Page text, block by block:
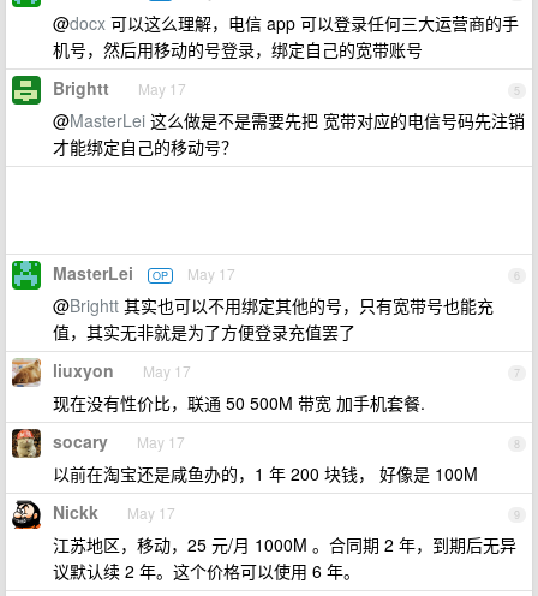
@docx 可以这么理解，电信 app 可以登录任何三大运营商的手
机号，然后用移动的号登录，绑定自己的宽带账号
5
Brightt May 17
@MasterLei 这么做是不是需要先把 宽带对应的电信号码先注销
才能绑定自己的移动号？
6
MasterLei OP May 17
@Brightt 其实也可以不用绑定其他的号，只有宽带号也能充
值，其实无非就是为了方便登录充值罢了
7
liuxyon May 17
现在没有性价比，联通 50 500M 带宽 加手机套餐.
8
socary May 17
以前在淘宝还是咸鱼办的，1 年 200 块钱， 好像是 100M
9
Nickk May 17
江苏地区，移动，25 元/月 1000M 。合同期 2 年，到期后无异
议默认续 2 年。这个价格可以使用 6 年。